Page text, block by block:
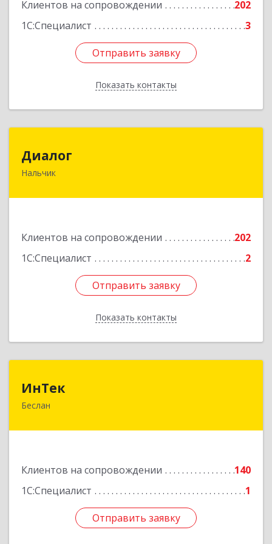
Клиентов на сопровождении
202
1С:Специалист
3
Отправить заявку
Показать контакты
Отправить заявку
Назад
Диалог
Нальчик
Клиентов на сопровождении
202
1С:Специалист
2
Отправить заявку
Показать контакты
360016, Кабардино-Балкарская Респ, Нальчик г,
Отправить заявку
Назад
ИнТек
Беслан
Клиентов на сопровождении
140
1С:Специалист
1
Отправить заявку
Подробнее
Отправить заявку